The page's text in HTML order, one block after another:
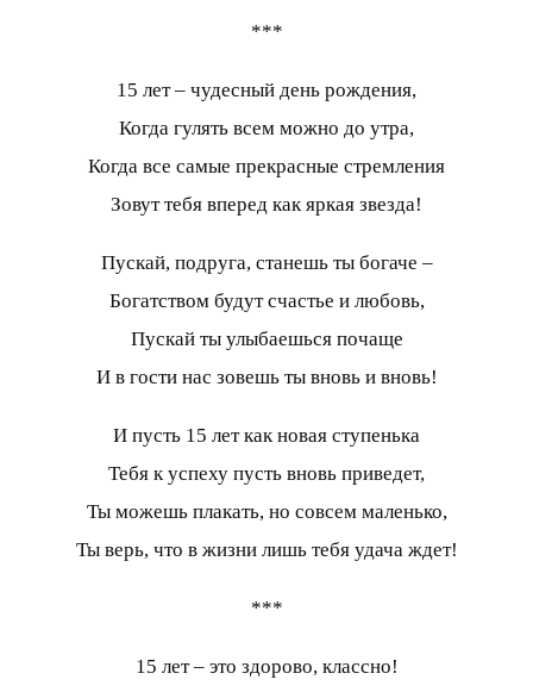
***
15 лет – чудесный день рождения,
Когда гулять всем можно до утра,
Когда все самые прекрасные стремления
Зовут тебя вперед как яркая звезда!
Пускай, подруга, станешь ты богаче –
Богатством будут счастье и любовь,
Пускай ты улыбаешься почаще
И в гости нас зовешь ты вновь и вновь!
И пусть 15 лет как новая ступенька
Тебя к успеху пусть вновь приведет,
Ты можешь плакать, но совсем маленько,
Ты верь, что в жизни лишь тебя удача ждет!
***
15 лет – это здорово, классно!